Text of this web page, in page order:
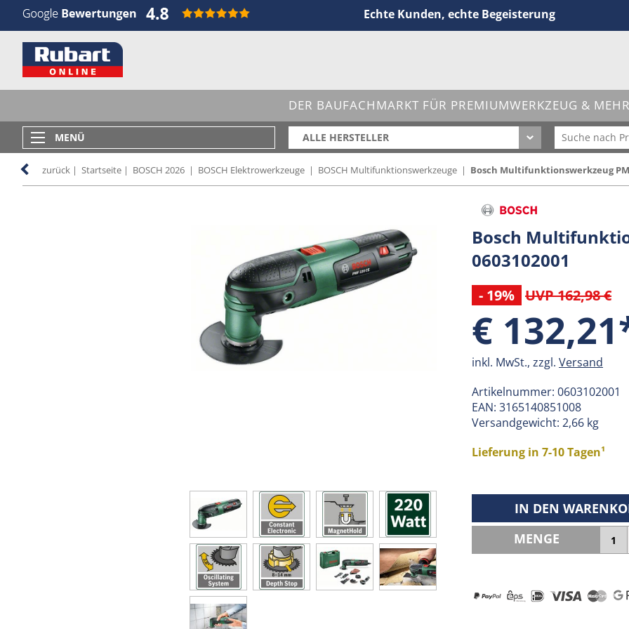
Echte Kunden, echte Begeisterung
DER BAUFACHMARKT FÜR PREMIUMWERKZEUG &
MENÜ ALLE HERSTELLER
zurück | Startseite | BOSCH 2026 | BOSCH Elektrowerkzeuge | BOSCH Multifunktionswerkzeuge | Bosch Multifunktionswerkzeug PMF
Bosch
0603102001
- 19% UVP 162,98 €
€
inkl. MwSt., zzgl. Versand
Artikelnummer: 0603102001
EAN: 3165140851008
Versandgewicht: 2,66 kg
Lieferung in 7-10 Tagen¹
IN DEN
MENGE